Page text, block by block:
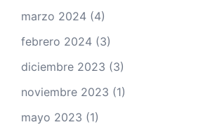
marzo 2024 (4)
febrero 2024 (3)
diciembre 2023 (3)
noviembre 2023 (1)
mayo 2023 (1)